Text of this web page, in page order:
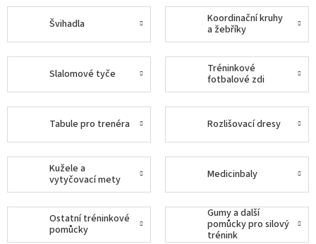
Švihadla
Koordinační kruhy
a žebříky
Slalomové tyče
Tréninkové
fotbalové zdi
Tabule pro trenéra Rozlišovací dresy
Kužele a
vytyčovací mety
Medicinbaly
Ostatní tréninkové
pomůcky
Gumy a další
pomůcky pro silový
trénink